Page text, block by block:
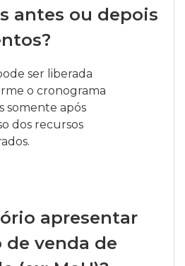
antes ou depois
ser liberada
o cronograma
somente após
dos recursos
apresentar
venda de